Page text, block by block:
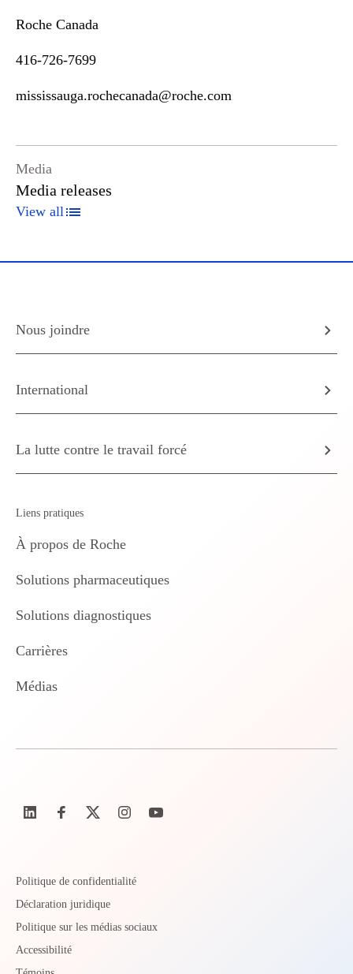
Roche Canada
416-726-7699
mississauga.rochecanada@roche.com
Media
Media releases
View all
Nous joindre
International
La lutte contre le travail forcé
Liens pratiques
À propos de Roche
Solutions pharmaceutiques
Solutions diagnostiques
Carrières
Médias
Politique de confidentialité
Déclaration juridique
Politique sur les médias sociaux
Accessibilité